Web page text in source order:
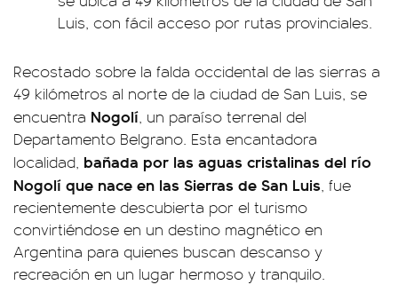
Luis, con fácil acceso por rutas provinciales.
Recostado sobre la falda occidental de las sierras a
49 kilómetros al norte de la ciudad de San Luis, se
encuentra Nogolí, un paraíso terrenal del
Departamento Belgrano. Esta encantadora
localidad, bañada por las aguas cristalinas del río
Nogolí que nace en las Sierras de San Luis, fue
recientemente descubierta por el turismo
convirtiéndose en un destino magnético en
Argentina para quienes buscan descanso y
recreación en un lugar hermoso y tranquilo.